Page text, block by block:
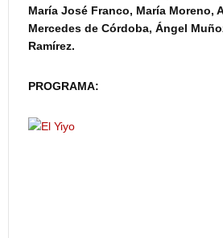
María José Franco, María Moreno,
Mercedes de Córdoba, Ángel
Ramírez.
PROGRAMA: